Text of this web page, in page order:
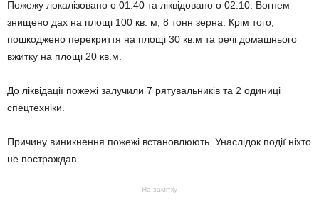
Пожежу локалізовано о 01:40 та ліквідовано о 02:10. Вогнем
знищено дах на площі 100 кв. м, 8 тонн зерна. Крім того,
пошкоджено перекриття на площі 30 кв.м та речі домашнього
вжитку на площі 20 кв.м.
До ліквідації пожежі залучили 7 рятувальників та 2 одиниці
спецтехніки.
Причину виникнення пожежі встановлюють. Унаслідок події ніхто
не постраждав.
На замітку